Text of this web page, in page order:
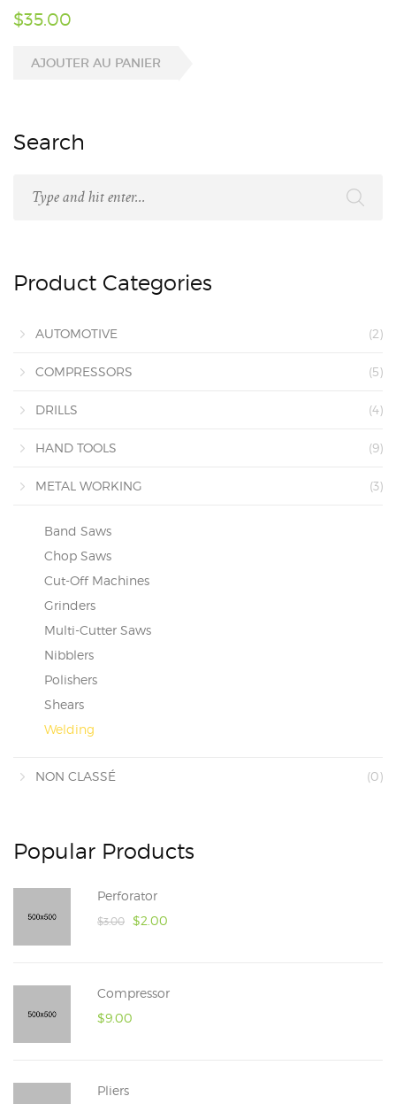
$35.00
AJOUTER AU PANIER
Search
Product Categories
AUTOMOTIVE (2)
COMPRESSORS (5)
DRILLS (4)
HAND TOOLS (9)
METAL WORKING (3)
Band Saws
Chop Saws
Cut-Off Machines
Grinders
Multi-Cutter Saws
Nibblers
Polishers
Shears
Welding
NON CLASSÉ (0)
Popular Products
Perforator
$3.00 $2.00
Compressor
$9.00
Pliers